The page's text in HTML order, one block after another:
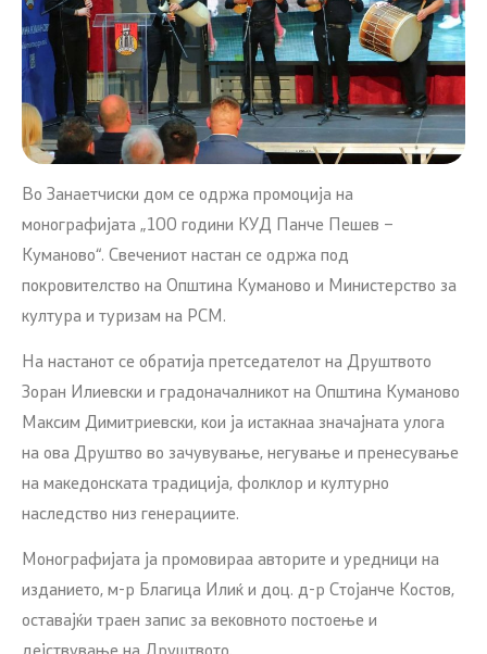
Во Занаетчиски дом се одржа промоција на
монографијата „100 години КУД Панче Пешев –
Куманово“. Свечениот настан се одржа под
покровителство на Општина Куманово и Министерство за
култура и туризам на РСМ.
На настанот се обратија претседателот на Друштвото
Зоран Илиевски и градоначалникот на Општина Куманово
Максим Димитриевски, кои ја истакнаа значајната улога
на ова Друштво во зачувување, негување и пренесување
на македонската традиција, фолклор и културно
наследство низ генерациите.
Монографијата ја промовираа авторите и уредници на
изданието, м-р Благица Илиќ и доц. д-р Стојанче Костов,
оставајќи траен запис за вековното постоење и